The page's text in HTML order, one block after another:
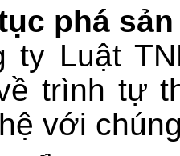
phá
ty Luật
trình tự
với